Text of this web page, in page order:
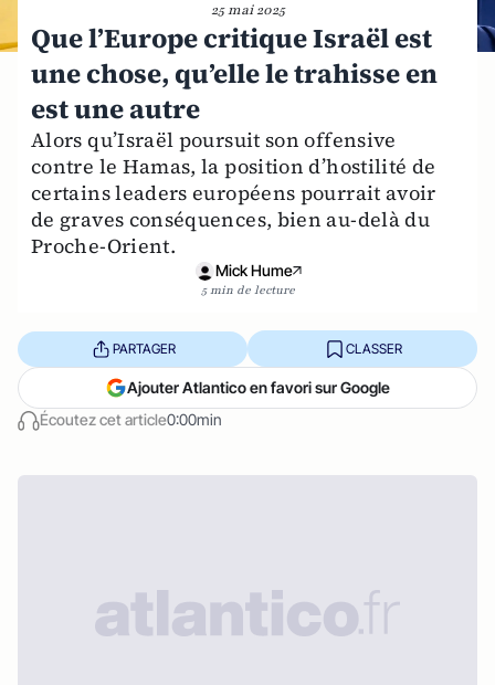
25 mai 2025
Que l’Europe critique Israël est
une chose, qu’elle le trahisse en
est une autre
Alors qu’Israël poursuit son offensive
contre le Hamas, la position d’hostilité de
certains leaders européens pourrait avoir
de graves conséquences, bien au-delà du
Proche-Orient.
Mick Hume
5 min de lecture
Écoutez cet article0:00min
PARTAGER CLASSER
Ajouter Atlantico en favori sur Google